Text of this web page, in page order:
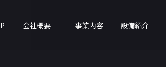
会社概要 事業内容 設備紹介